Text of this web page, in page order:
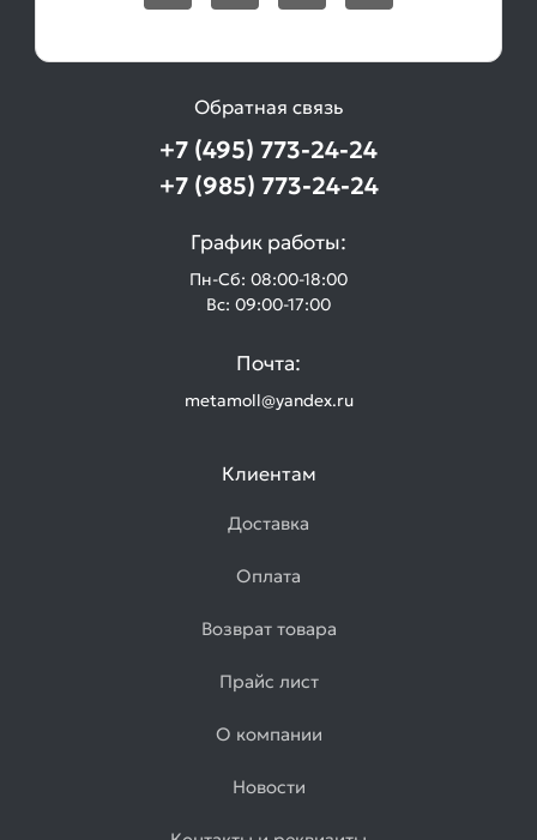
Обратная связь
+7 (495) 773-24-24
+7 (985) 773-24-24
График работы:
Пн-Сб: 08:00-18:00
Вс: 09:00-17:00
Почта:
metamoll@yandex.ru
Клиентам
Доставка
Оплата
Возврат товара
Прайс лист
О компании
Новости